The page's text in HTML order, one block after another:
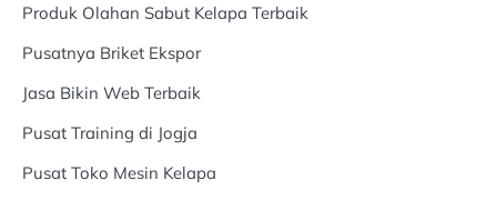
Produk Olahan Sabut Kelapa Terbaik
Pusatnya Briket Ekspor
Jasa Bikin Web Terbaik
Pusat Training di Jogja
Pusat Toko Mesin Kelapa